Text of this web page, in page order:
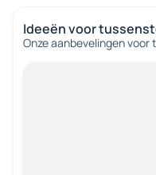
Ideeën voor
Onze aanbevelingen